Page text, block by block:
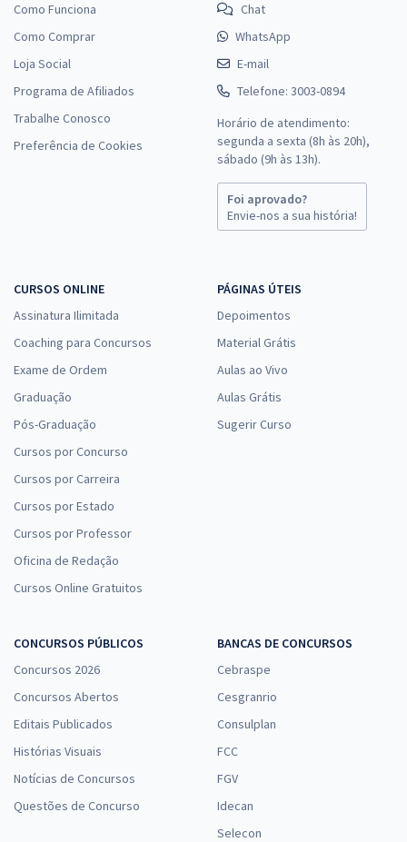
47,90
ou R$ 574,80 à vista
Comprar
Treinamento Intensivo + Sprint Final para CNU 2025 - Bloco Temático
9: Intermediário - Regulação
29,90
ou R$ 358,80 à vista
CNU - Concurso Nacional Unificado - Bloco 3 - Ciência, Dados e
51,74
ou R$ 620,88 à vista
Comprar
CNU 2025 - Concurso Nacional Unificado - Bloco 4 - Engenharia e
CNU - Concurso Nacional Unificado - Conhecimentos Específicos para
o Bloco 5 - Administração
33,23
Como Funciona
Como Comprar
Loja Social
Programa de Afiliados
Trabalhe Conosco
Preferência de Cookies
Chat
WhatsApp
E-mail
Telefone: 3003-0894
Horário de atendimento:
segunda a sexta (8h às 20h),
sábado (9h às 13h).
Foi aprovado?
Envie-nos a sua história!
CURSOS ONLINE
Assinatura Ilimitada
Coaching para Concursos
Exame de Ordem
Graduação
Pós-Graduação
Cursos por Concurso
Cursos por Carreira
Cursos por Estado
Cursos por Professor
Oficina de Redação
Cursos Online Gratuitos
PÁGINAS ÚTEIS
Depoimentos
Material Grátis
Aulas ao Vivo
Aulas Grátis
Sugerir Curso
CONCURSOS PÚBLICOS
Concursos 2026
Concursos Abertos
Editais Publicados
Histórias Visuais
Notícias de Concursos
Questões de Concurso
BANCAS DE CONCURSOS
Cebraspe
Cesgranrio
Consulplan
FCC
FGV
Idecan
Selecon